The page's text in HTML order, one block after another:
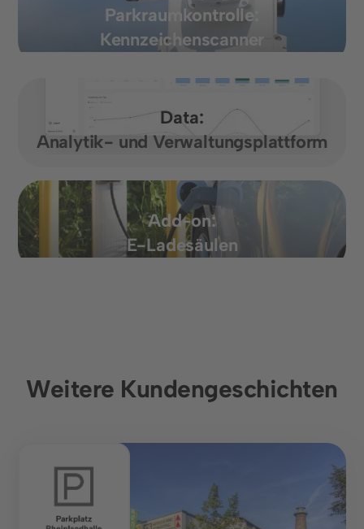
Parkraumkontrolle:
Kennzeichenscanner
Data:
Analytik- und Verwaltungsplattform
Add-on:
E-Ladesäulen
Weitere Kundengeschichten
Sport, Freizeit